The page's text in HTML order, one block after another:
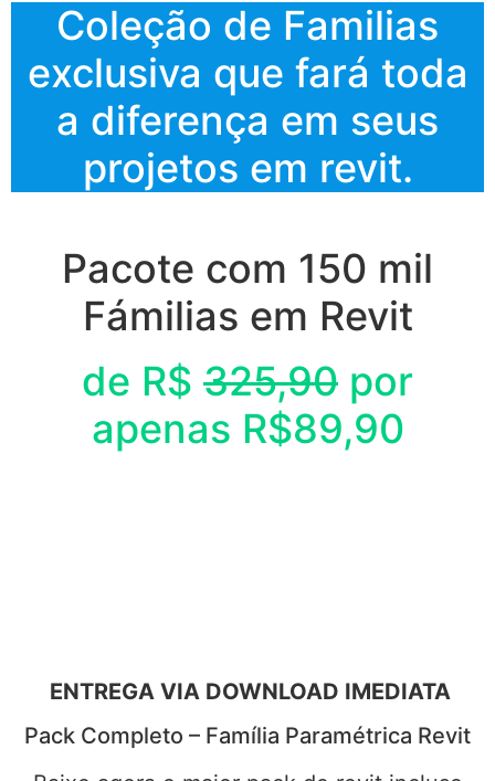
Coleção de Familias
exclusiva que fará toda
a diferença em seus
projetos em revit.
Pacote com 150 mil
Fámilias em Revit
de R$ 325,90 por
apenas R$89,90
ENTREGA VIA DOWNLOAD IMEDIATA
Pack Completo – Família Paramétrica Revit